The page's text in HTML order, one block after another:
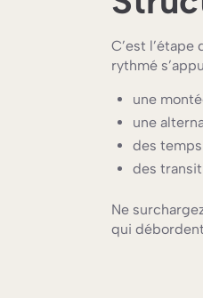
C’est
rythmé
une
une
des
des
Ne
qui